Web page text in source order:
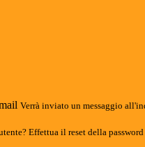
Verrà inviato un messaggio
Effettua il reset della